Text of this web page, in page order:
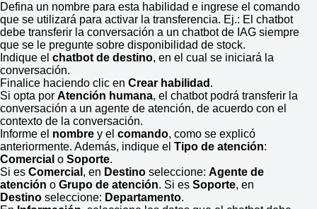
Defina un nombre para esta habilidad e ingrese el comando
que se utilizará para activar la transferencia. Ej.: El chatbot
debe transferir la conversación a un chatbot de IAG siempre
que se le pregunte sobre disponibilidad de stock.
Indique el chatbot de destino, en el cual se iniciará la
conversación.
Finalice haciendo clic en Crear habilidad .
Si opta por Atención humana, el chatbot podrá transferir la
conversación a un agente de atención, de acuerdo con el
contexto de la conversación.
Informe el nombre y el comando, como se explicó
anteriormente. Además, indique el Tipo de atención:
Comercial o Soporte.
Si es Comercial , en Destino seleccione: Agente de
atención o Grupo de atención. Si es Soporte, en
Destino seleccione: Departamento.